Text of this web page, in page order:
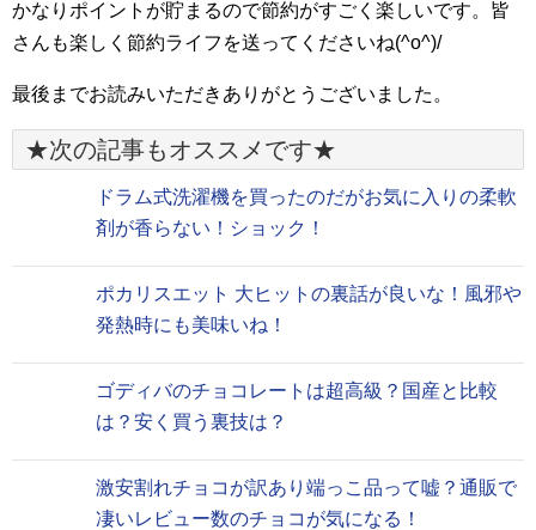
かなりポイントが貯まるので節約がすごく楽しいです。皆
さんも楽しく節約ライフを送ってくださいね(^o^)/
最後までお読みいただきありがとうございました。
★次の記事もオススメです★
ドラム式洗濯機を買ったのだがお気に入りの柔軟
剤が香らない！ショック！
ポカリスエット 大ヒットの裏話が良いな！風邪や
発熱時にも美味いね！
ゴディバのチョコレートは超高級？国産と比較
は？安く買う裏技は？
激安割れチョコが訳あり端っこ品って嘘？通販で
凄いレビュー数のチョコが気になる！